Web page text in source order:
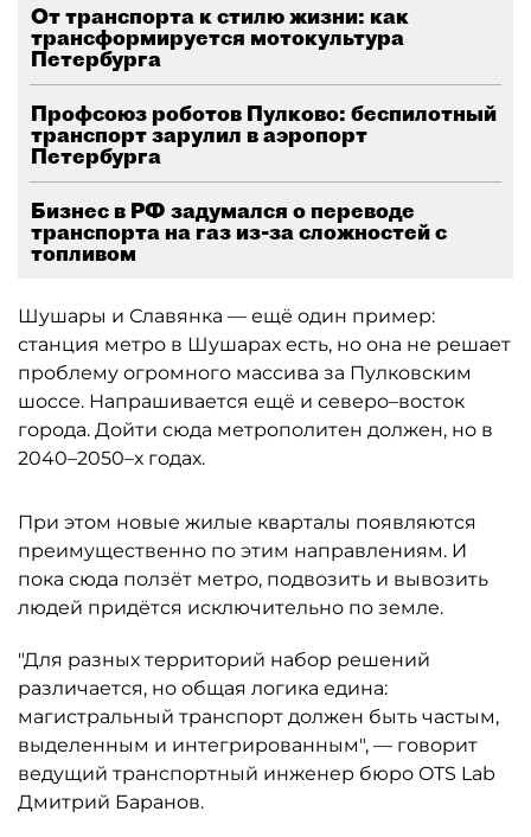
От транспорта к стилю жизни: как
трансформируется мотокультура
Петербурга
Профсоюз роботов Пулково: беспилотный
транспорт зарулил в аэропорт
Петербурга
Бизнес в РФ задумался о переводе
транспорта на газ из-за сложностей с
топливом
Шушары и Славянка — ещё один пример:
станция метро в Шушарах есть, но она не решает
проблему огромного массива за Пулковским
шоссе. Напрашивается ещё и северо–восток
города. Дойти сюда метрополитен должен, но в
2040–2050–х годах.
При этом новые жилые кварталы появляются
преимущественно по этим направлениям. И
пока сюда ползёт метро, подвозить и вывозить
людей придётся исключительно по земле.
"Для разных территорий набор решений
различается, но общая логика едина:
магистральный транспорт должен быть частым,
выделенным и интегрированным", — говорит
ведущий транспортный инженер бюро OTS Lab
Дмитрий Баранов.